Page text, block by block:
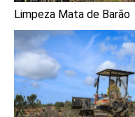
Limpeza Mata de Barão